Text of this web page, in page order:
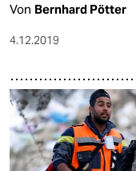
Von Bernhard Pötter
4.12.2019